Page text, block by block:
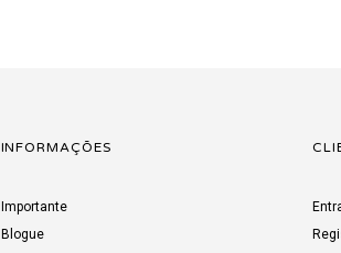
INFORMAÇÕES
Importante
Blogue